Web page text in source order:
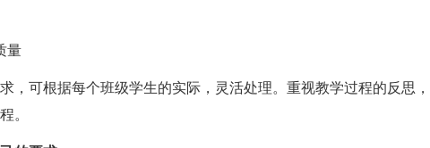
量
，可根据每个班级学生的实际，灵活处理。重视教学过程的反思，
。